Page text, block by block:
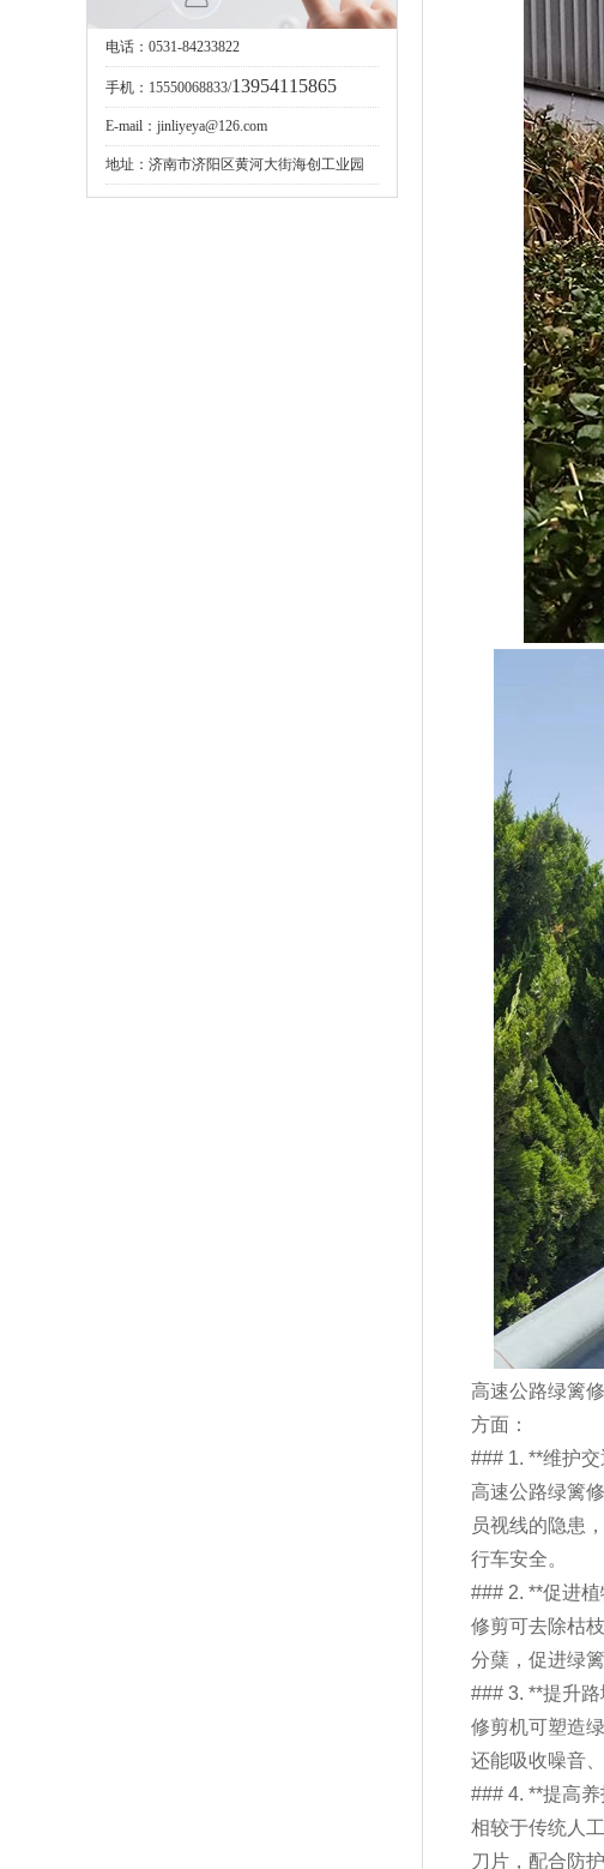
电话：0531-84233822
手机：15550068833/13954115865
E-mail：jinliyeya@126.com
地址：济南市济阳区黄河大街海创工业园
高速公路绿篱
方面：
### 1. **维护
高速公路绿篱
员视线的隐患
行车安全。
### 2. **促进
修剪可去除枯
分蘖，促进绿
### 3. **提升
修剪机可塑造
还能吸收噪音
### 4. **提高
相较于传统人
刀片，配合防